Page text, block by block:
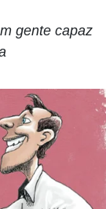
gente capaz